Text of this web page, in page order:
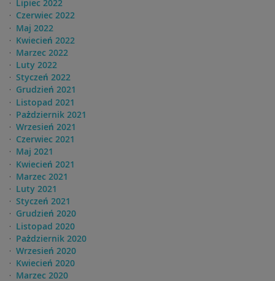
Lipiec 2022
Czerwiec 2022
Maj 2022
Kwiecień 2022
Marzec 2022
Luty 2022
Styczeń 2022
Grudzień 2021
Listopad 2021
Pażdziernik 2021
Wrzesień 2021
Czerwiec 2021
Maj 2021
Kwiecień 2021
Marzec 2021
Luty 2021
Styczeń 2021
Grudzień 2020
Listopad 2020
Pażdziernik 2020
Wrzesień 2020
Kwiecień 2020
Marzec 2020